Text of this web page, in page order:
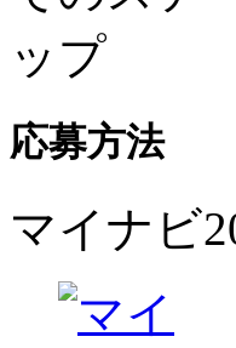
応募方法
マイナビ